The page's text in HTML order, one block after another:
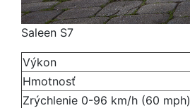
Saleen S7
Výkon
Hmotnosť
Zrýchlenie 0-96 km/h (60 mph)